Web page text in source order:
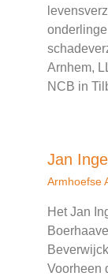
onderlinge
Arnhem,
NCB in
Jan
Armhoefse
Het Jan
Voorheen